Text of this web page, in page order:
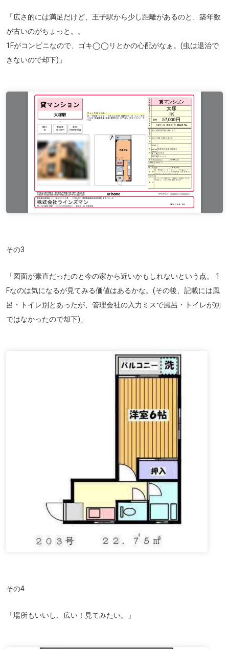
「広さ的には満足だけど、王子駅から少し距離があるのと、築年数
が古いのがちょっと。。
1Fがコンビニなので、ゴキ◯◯リとかの心配がなぁ。(虫は退治で
きないので却下)」
その3
「図面が素直だったのと今の家から近いかもしれないという点。 1
Fなのは気になるが見てみる価値はあるかな。(その後、記載には風
呂・トイレ別とあったが、管理会社の入力ミスで風呂・トイレが別
ではなかったので却下)」
その4
「場所もいいし、広い！見てみたい。」